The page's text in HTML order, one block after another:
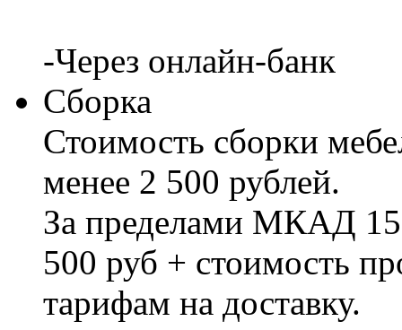
-Через онлайн-банк
Сборка
Стоимость сборки
менее 2 500 рублей.
За пределами МКАД
500 руб + стоимость
тарифам на доставку.